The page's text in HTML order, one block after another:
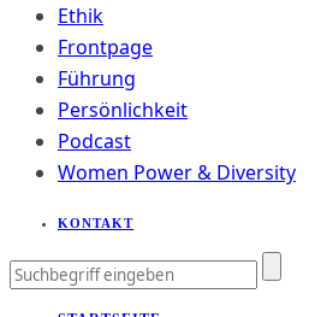
Ethik
Frontpage
Führung
Persönlichkeit
Podcast
Women Power & Diversity
KONTAKT